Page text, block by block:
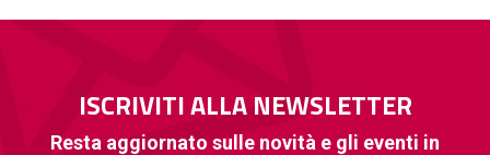
ISCRIVITI ALLA NEWSLETTER
Resta aggiornato sulle novità e gli eventi in